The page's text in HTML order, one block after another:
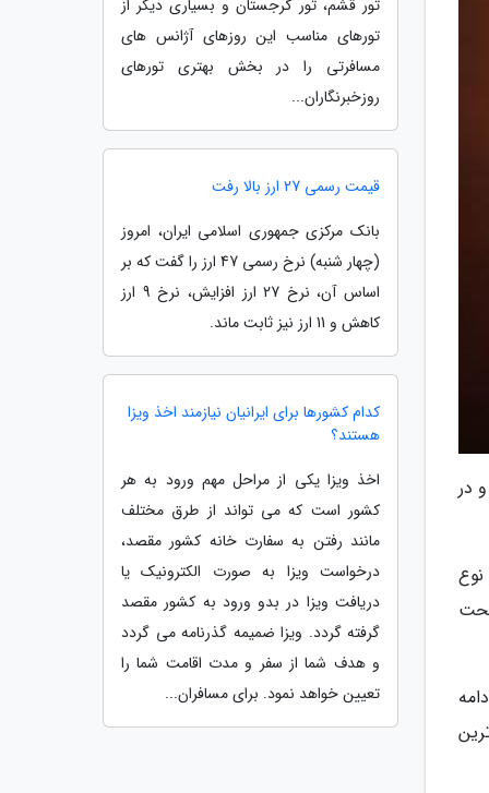
در
از نوع
جنوبی ترین
تور قشم، تور گرجستان و بسیاری دیگر از
تورهای مناسب این روزهای آژانس های
مسافرتی را در بخش بهتری تورهای
روزخبرنگاران...
قیمت رسمی 27 ارز بالا رفت
بانک مرکزی جمهوری اسلامی ایران، امروز
(چهار شنبه) نرخ رسمی 47 ارز را گفت که بر
اساس آن، نرخ 27 ارز افزایش، نرخ 9 ارز
کاهش و 11 ارز نیز ثابت ماند.
کدام کشورها برای ایرانیان نیازمند اخذ ویزا
هستند؟
اخذ ویزا یکی از مراحل مهم ورود به هر
کشور است که می تواند از طرق مختلف
مانند رفتن به سفارت خانه کشور مقصد،
درخواست ویزا به صورت الکترونیک یا
دریافت ویزا در بدو ورود به کشور مقصد
گرفته گردد. ویزا ضمیمه گذرنامه می گردد
و هدف شما از سفر و مدت اقامت شما را
تعیین خواهد نمود. برای مسافران...